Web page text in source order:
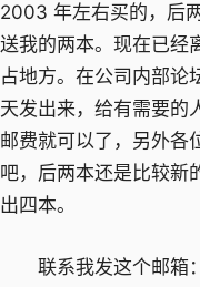
2003 年左右买的，后
送我的两本。现在已经
占地方。在公司内部论
天发出来，给有需要的
邮费就可以了，另外各
吧，后两本还是比较新
出四本。
联系我发这个邮箱：